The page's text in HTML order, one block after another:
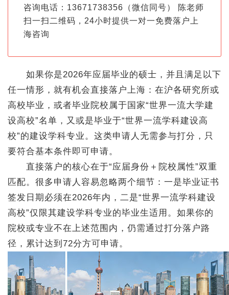
咨询电话：13671738356（微信同号） 陈老师
扫一扫二维码，24小时提供一对一免费落户上
海咨询
如果你是2026年应届毕业的硕士，并且满足以下
任一情形，就有机会直接落户上海：在沪各研究所或
高校毕业，或者毕业院校属于国家“世界一流大学建
设高校”名单，又或是毕业于“世界一流学科建设高
校”的建设学科专业。这类申请人无需参与打分，只
要符合基本条件即可申请。
直接落户的核心在于“应届身份＋院校属性”双重
匹配。很多申请人容易忽略两个细节：一是毕业证书
签发日期必须在2026年内，二是“世界一流学科建设
高校”仅限其建设学科专业的毕业生适用。如果你的
院校或专业不在上述范围内，仍需通过打分落户路
径，累计达到72分方可申请。